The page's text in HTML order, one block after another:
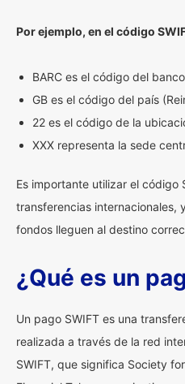
Por ejemplo, en el código
BARC es el código del
GB es el código del país
22 es el código de la
XXX representa la sede
Es importante utilizar el código
transferencias internacionales,
fondos lleguen al destino
¿Qué es un
Un pago SWIFT es una
realizada a través de la red
SWIFT, que significa Society